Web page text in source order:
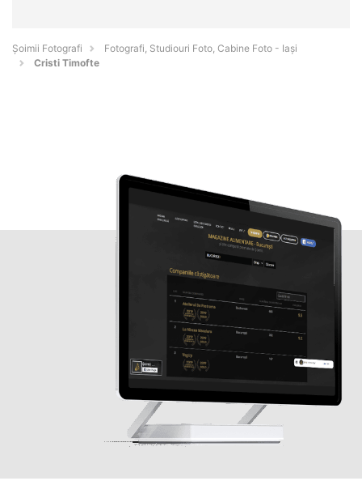
Șoimii Fotografi
Fotografi, Studiouri Foto, Cabine Foto - Iaşi
Cristi Timofte